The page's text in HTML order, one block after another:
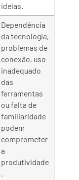
ideias.
Dependência
da tecnologia,
problemas de
conexão, uso
inadequado
das
ferramentas
ou falta de
familiaridade
podem
comprometer
a
produtividade
.